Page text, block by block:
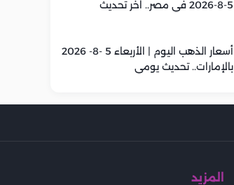
5-8-2026 في مصر.. اخر تحديث
أسعار الذهب اليوم | الأربعاء 5 -8- 2026
بالإمارات.. تحديث يومي
المزيد